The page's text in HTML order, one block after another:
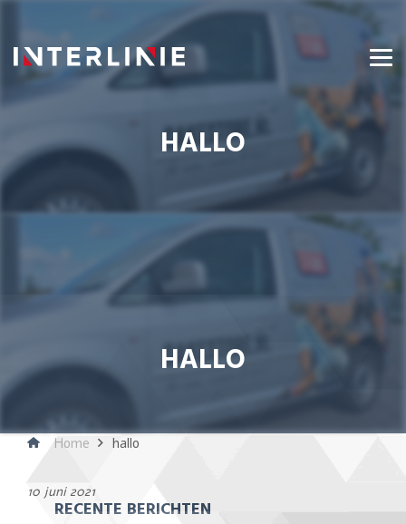
HALLO
HALLO
Home hallo
10 juni 2021
RECENTE BERICHTEN